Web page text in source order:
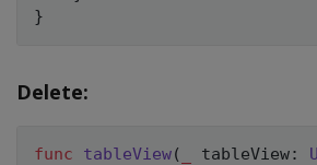
}
Delete:
func tableView( tableView: